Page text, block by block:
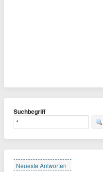
Suchbegriff
Neueste Antworten